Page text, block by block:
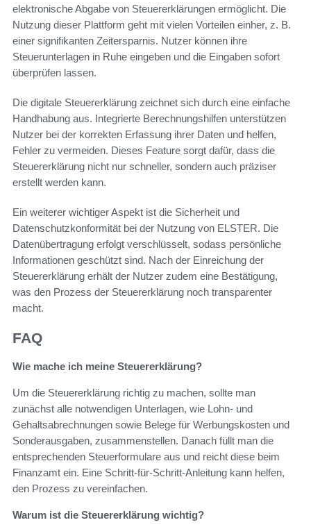
elektronische Abgabe von Steuererklärungen ermöglicht. Die
Nutzung dieser Plattform geht mit vielen Vorteilen einher, z. B.
einer signifikanten Zeitersparnis. Nutzer können ihre
Steuerunterlagen in Ruhe eingeben und die Eingaben sofort
überprüfen lassen.
Die digitale Steuererklärung zeichnet sich durch eine einfache
Handhabung aus. Integrierte Berechnungshilfen unterstützen
Nutzer bei der korrekten Erfassung ihrer Daten und helfen,
Fehler zu vermeiden. Dieses Feature sorgt dafür, dass die
Steuererklärung nicht nur schneller, sondern auch präziser
erstellt werden kann.
Ein weiterer wichtiger Aspekt ist die Sicherheit und
Datenschutzkonformität bei der Nutzung von ELSTER. Die
Datenübertragung erfolgt verschlüsselt, sodass persönliche
Informationen geschützt sind. Nach der Einreichung der
Steuererklärung erhält der Nutzer zudem eine Bestätigung,
was den Prozess der Steuererklärung noch transparenter
macht.
FAQ
Wie mache ich meine Steuererklärung?
Um die Steuererklärung richtig zu machen, sollte man
zunächst alle notwendigen Unterlagen, wie Lohn- und
Gehaltsabrechnungen sowie Belege für Werbungskosten und
Sonderausgaben, zusammenstellen. Danach füllt man die
entsprechenden Steuerformulare aus und reicht diese beim
Finanzamt ein. Eine Schritt-für-Schritt-Anleitung kann helfen,
den Prozess zu vereinfachen.
Warum ist die Steuererklärung wichtig?